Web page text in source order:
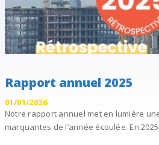
Rapport annuel 2025
01/01/2026
Notre rapport annuel met en lumière
marquantes de l’année écoulée. En